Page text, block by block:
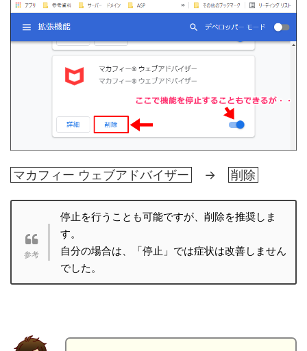
マカフィー ウェブアドバイザー → 削除
停止を行うことも可能ですが、削除を推奨しま
す。
自分の場合は、「停止」では症状は改善しません
でした。